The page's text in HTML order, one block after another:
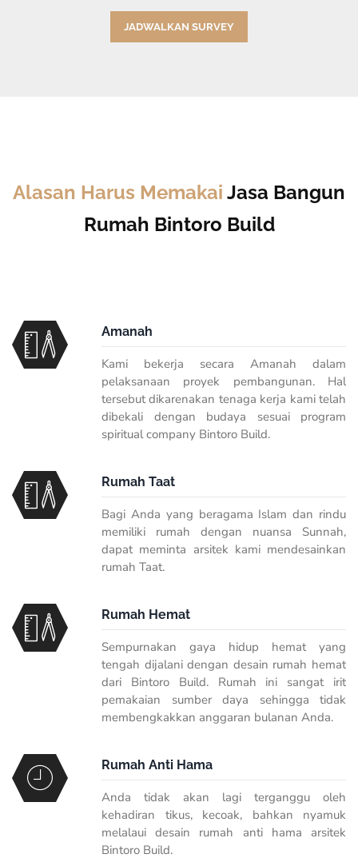
JADWALKAN SURVEY
Alasan Harus Memakai Jasa Bangun
Rumah Bintoro Build
Amanah
Kami bekerja secara Amanah dalam
pelaksanaan proyek pembangunan. Hal
tersebut dikarenakan tenaga kerja kami telah
dibekali dengan budaya sesuai program
spiritual company Bintoro Build.
Rumah Taat
Bagi Anda yang beragama Islam dan rindu
memiliki rumah dengan nuansa Sunnah,
dapat meminta arsitek kami mendesainkan
rumah Taat.
Rumah Hemat
Sempurnakan gaya hidup hemat yang
tengah dijalani dengan desain rumah hemat
dari Bintoro Build. Rumah ini sangat irit
pemakaian sumber daya sehingga tidak
membengkakkan anggaran bulanan Anda.
Rumah Anti Hama
Anda tidak akan lagi terganggu oleh
kehadiran tikus, kecoak, bahkan nyamuk
melalaui desain rumah anti hama arsitek
Bintoro Build.